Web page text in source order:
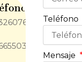
Teléfono
Mensaje